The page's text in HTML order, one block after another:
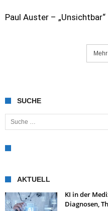
Paul Auster – „Unsichtbar“
SUCHE
Suche nach:
AKTUELL
KI in der
Diagnosen,